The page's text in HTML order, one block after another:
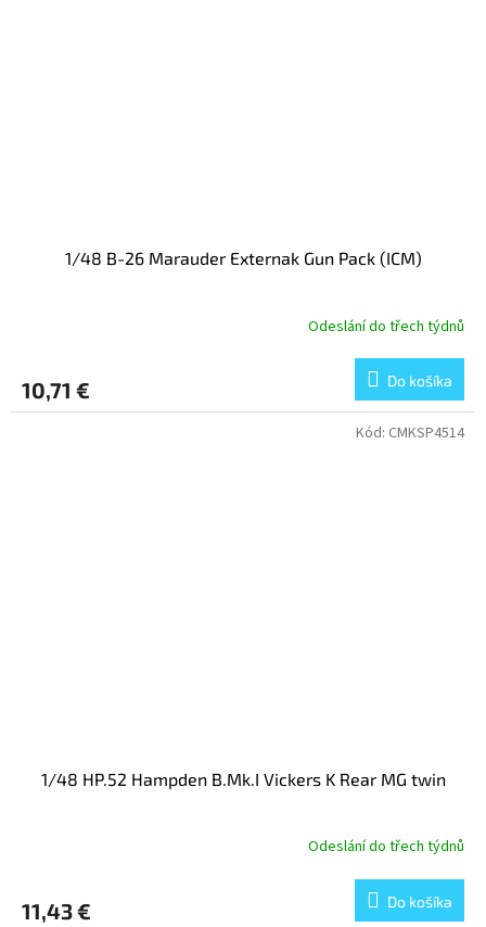
1/48 B-26 Marauder Externak Gun Pack (ICM)
Odeslání do třech týdnů
10,71 € Do košíka
1/48 HP.52 Hampden B.Mk.I Vickers K Rear MG twin
Odeslání do třech týdnů
11,43 € Do košíka
Kód: CMKSP4514